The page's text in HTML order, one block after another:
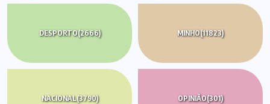
DESPORTO(2666) MINHO(11823)
NACIONAL(3790) OPINIÃO(301)